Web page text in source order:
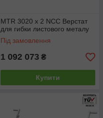
MTR 3020 x 2 NCC Верстат
для гибки листового металу
Під замовлення
1 092 073 ₴
Купити